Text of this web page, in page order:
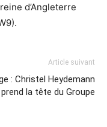
d’Angleterre
Article suivant
: Christel Heydemann
prend la tête du Groupe